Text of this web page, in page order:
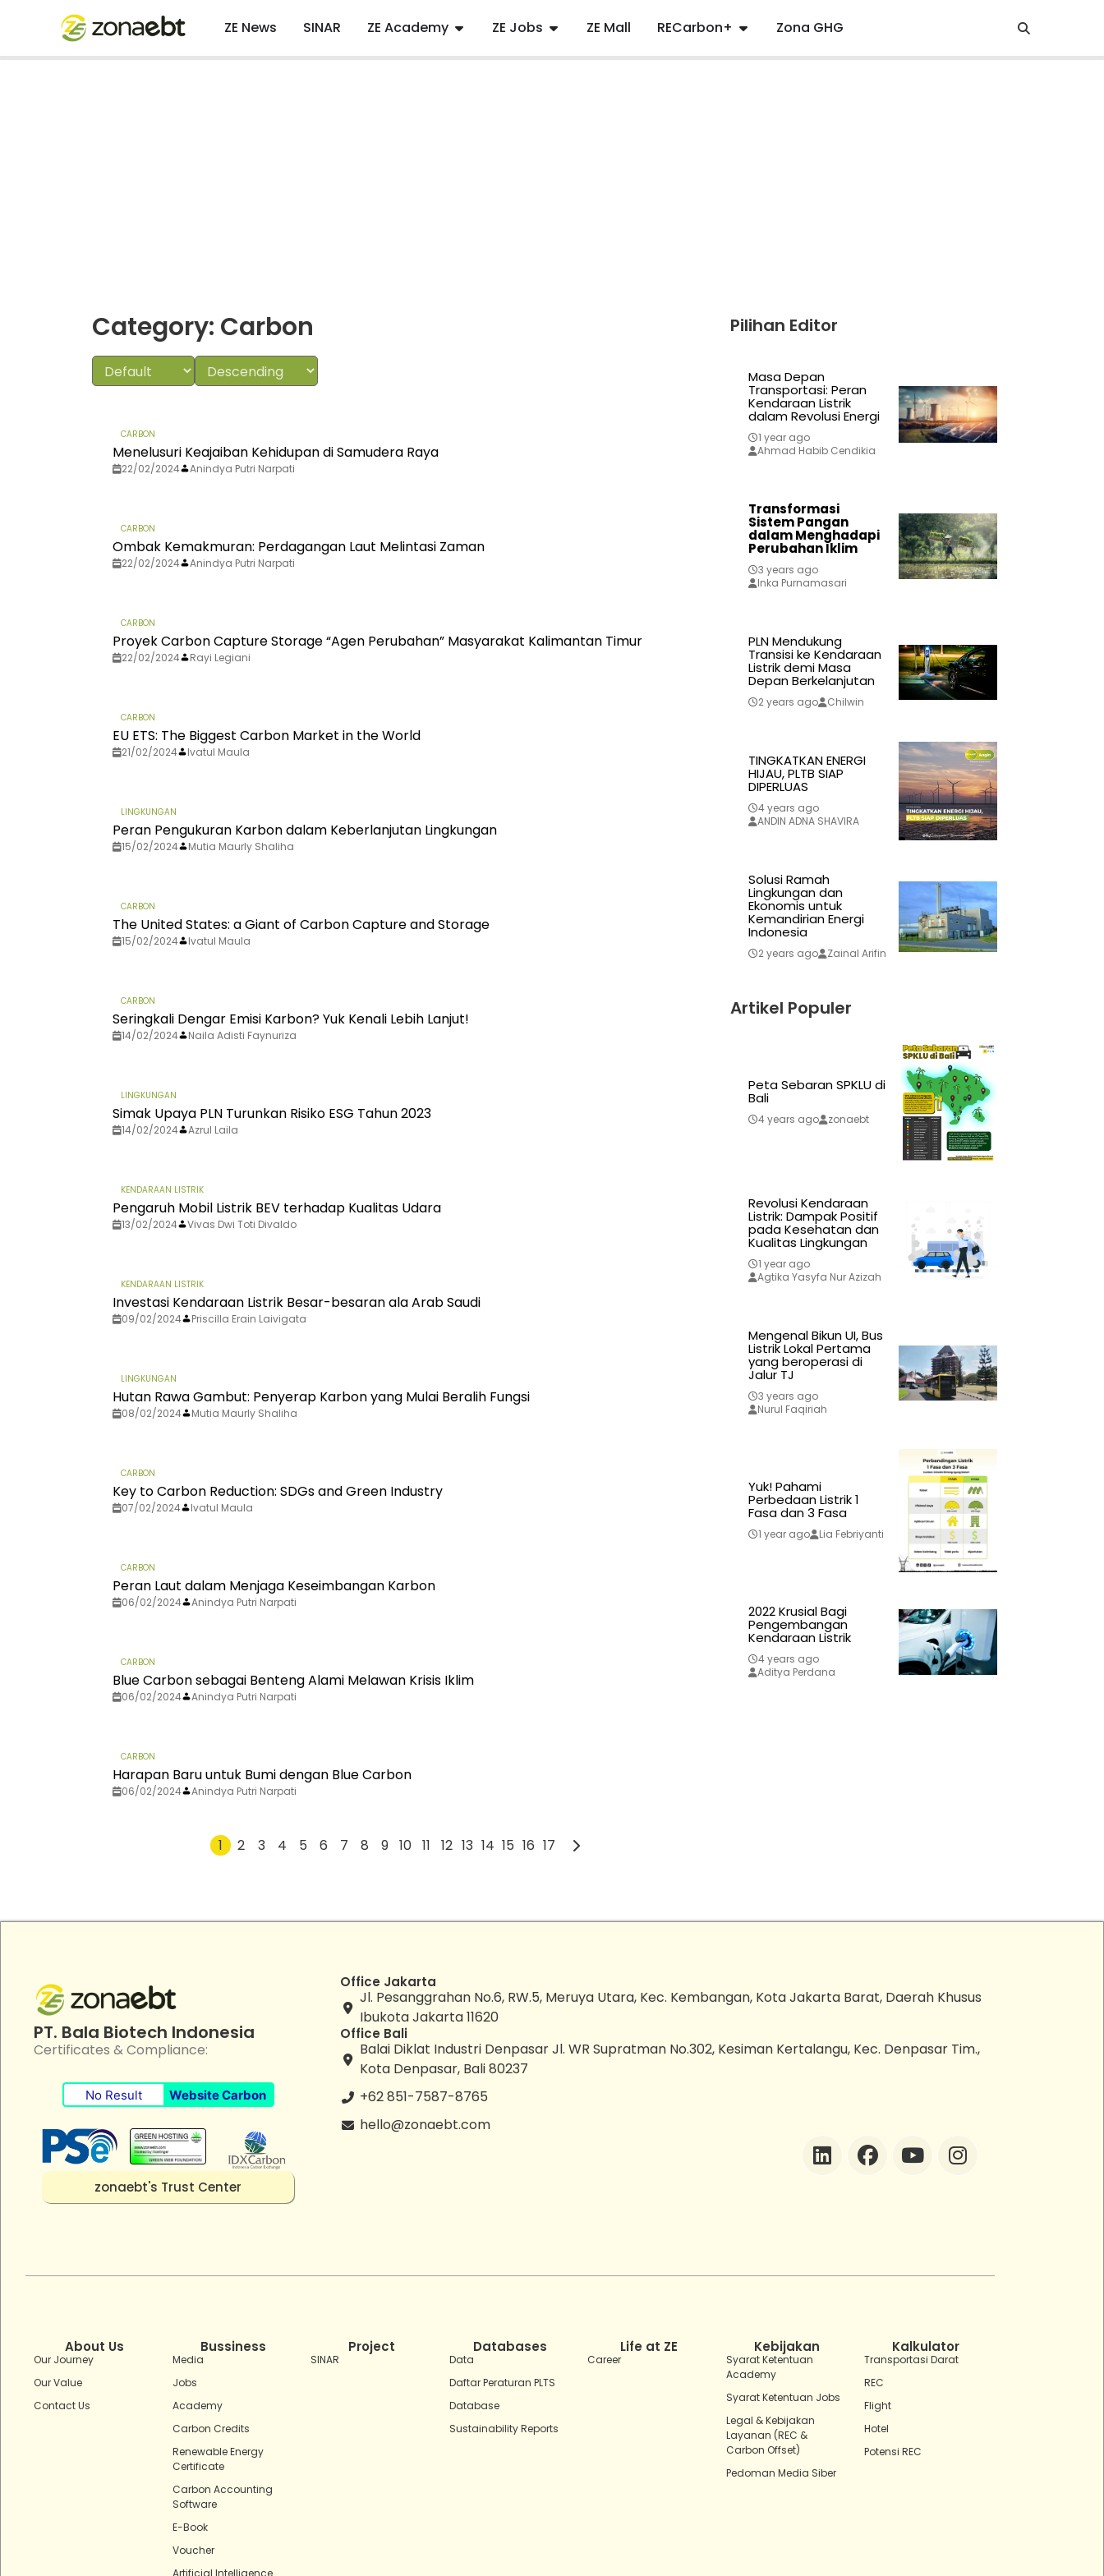
ZE News SINAR ZE Academy ZE Jobs ZE Mall RECarbon+ Zona GHG
Category: Carbon
CARBON
Menelusuri Keajaiban Kehidupan di Samudera Raya
22/02/2024 Anindya Putri Narpati
CARBON
Ombak Kemakmuran: Perdagangan Laut Melintasi Zaman
22/02/2024 Anindya Putri Narpati
CARBON
Proyek Carbon Capture Storage “Agen Perubahan” Masyarakat Kalimantan Timur
22/02/2024 Rayi Legiani
CARBON
EU ETS: The Biggest Carbon Market in the World
21/02/2024 Ivatul Maula
LINGKUNGAN
Peran Pengukuran Karbon dalam Keberlanjutan Lingkungan
15/02/2024 Mutia Maurly Shaliha
CARBON
The United States: a Giant of Carbon Capture and Storage
15/02/2024 Ivatul Maula
CARBON
Seringkali Dengar Emisi Karbon? Yuk Kenali Lebih Lanjut!
14/02/2024 Naila Adisti Faynuriza
LINGKUNGAN
Simak Upaya PLN Turunkan Risiko ESG Tahun 2023
14/02/2024 Azrul Laila
KENDARAAN LISTRIK
Pengaruh Mobil Listrik BEV terhadap Kualitas Udara
13/02/2024 Vivas Dwi Toti Divaldo
KENDARAAN LISTRIK
Investasi Kendaraan Listrik Besar-besaran ala Arab Saudi
09/02/2024 Priscilla Erain Laivigata
LINGKUNGAN
Hutan Rawa Gambut: Penyerap Karbon yang Mulai Beralih Fungsi
08/02/2024 Mutia Maurly Shaliha
CARBON
Key to Carbon Reduction: SDGs and Green Industry
07/02/2024 Ivatul Maula
CARBON
Peran Laut dalam Menjaga Keseimbangan Karbon
06/02/2024 Anindya Putri Narpati
CARBON
Blue Carbon sebagai Benteng Alami Melawan Krisis Iklim
06/02/2024 Anindya Putri Narpati
CARBON
Harapan Baru untuk Bumi dengan Blue Carbon
06/02/2024 Anindya Putri Narpati
1 2 3 4 5 6 7 8 9 10 11 12 13 14 15 16 17
Pilihan Editor
Masa Depan
Transportasi: Peran
Kendaraan Listrik
dalam Revolusi Energi
1 year ago
Ahmad Habib Cendikia
Transformasi
Sistem Pangan
dalam Menghadapi
Perubahan Iklim
3 years ago
Inka Purnamasari
PLN Mendukung
Transisi ke Kendaraan
Listrik demi Masa
Depan Berkelanjutan
2 years ago Chilwin
TINGKATKAN ENERGI
HIJAU, PLTB SIAP
DIPERLUAS
4 years ago
ANDIN ADNA SHAVIRA
Solusi Ramah
Lingkungan dan
Ekonomis untuk
Kemandirian Energi
Indonesia
2 years ago Zainal Arifin
Artikel Populer
Peta Sebaran SPKLU di
Bali
4 years ago zonaebt
Revolusi Kendaraan
Listrik: Dampak Positif
pada Kesehatan dan
Kualitas Lingkungan
1 year ago
Agtika Yasyfa Nur Azizah
Mengenal Bikun UI, Bus
Listrik Lokal Pertama
yang beroperasi di
Jalur TJ
3 years ago
Nurul Faqiriah
Yuk! Pahami
Perbedaan Listrik 1
Fasa dan 3 Fasa
1 year ago Lia Febriyanti
2022 Krusial Bagi
Pengembangan
Kendaraan Listrik
4 years ago
Aditya Perdana
PT. Bala Biotech Indonesia
Certificates & Compliance:
No Result Website Carbon
zonaebt's Trust Center
Office Jakarta
Jl. Pesanggrahan No.6, RW.5, Meruya Utara, Kec. Kembangan, Kota Jakarta Barat, Daerah Khusus
Ibukota Jakarta 11620
Office Bali
Balai Diklat Industri Denpasar Jl. WR Supratman No.302, Kesiman Kertalangu, Kec. Denpasar Tim.,
Kota Denpasar, Bali 80237
+62 851-7587-8765
hello@zonaebt.com
About Us
Our Journey
Our Value
Contact Us
Bussiness
Media
Jobs
Academy
Carbon Credits
Renewable Energy
Certificate
Carbon Accounting
Software
E-Book
Voucher
Project
SINAR
Databases
Data
Daftar Peraturan PLTS
Database
Sustainability Reports
Life at ZE
Career
Kebijakan
Syarat Ketentuan
Academy
Syarat Ketentuan Jobs
Legal & Kebijakan
Layanan (REC &
Carbon Offset)
Pedoman Media Siber
Kalkulator
Transportasi Darat
REC
Flight
Hotel
Potensi REC